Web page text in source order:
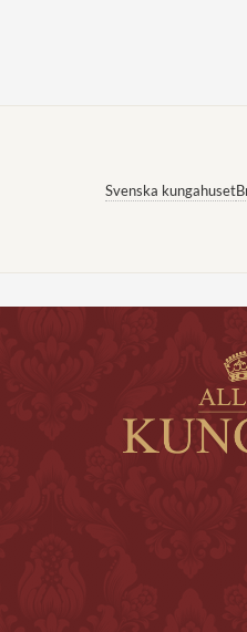
Svenska kungahuset